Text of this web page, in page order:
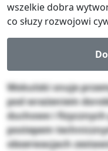
wszelkie dobra
co słuzy rozwojowi
Wokulski snuje
pod wrażeniem
duchowe i
postepem
obserwacjach